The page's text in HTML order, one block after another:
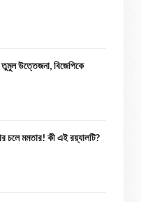
উত্তেজনা, বিজেপিকে
চলে মমতার! কী এই রয়্যালটি?